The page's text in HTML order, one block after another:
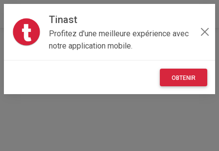
Tinast
Profitez d'une meilleure expérience avec
notre application mobile.
OBTENIR
Accueil Recherche
Auvergne-Rhône-Alpes